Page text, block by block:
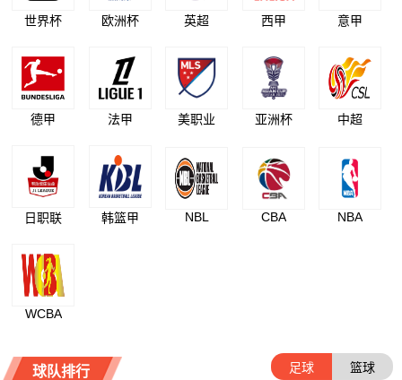
世界杯 欧洲杯 英超 西甲 意甲
德甲 法甲 美职业 亚洲杯 中超
日职联 韩篮甲 NBL CBA NBA
WCBA
球队排行 足球 篮球